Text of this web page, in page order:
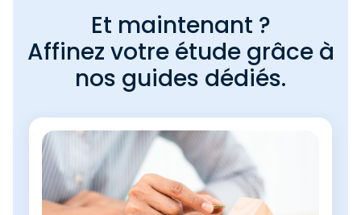
Et maintenant ?
Affinez votre étude grâce à
nos guides dédiés.